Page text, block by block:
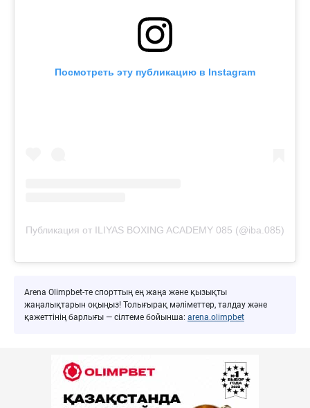
Посмотреть эту публикацию в Instagram
Публикация от ILIYAS BOXING ACADEMY 085 (@iba.085)
Arena Olimpbet-те спорттың ең жаңа және қызықты
жаңалықтарын оқыңыз! Толығырақ мәліметтер, талдау және
қажеттінің барлығы — сілтеме бойынша: arena.olimpbet